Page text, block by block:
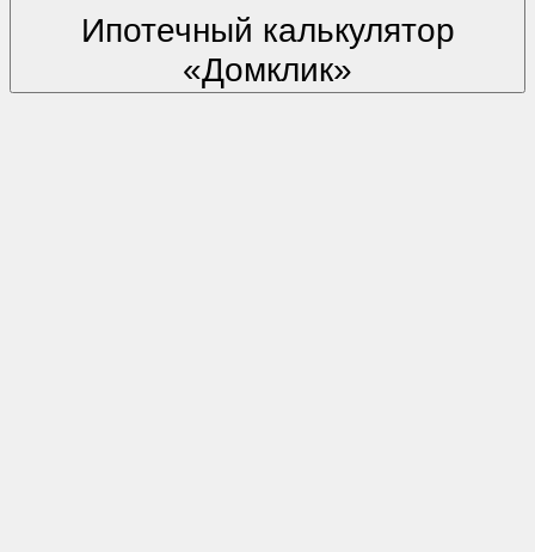
Ипотечный калькулятор
«Домклик»